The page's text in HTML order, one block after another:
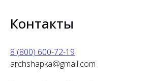
Контакты
8 (800) 600-72-19
archshapka@gmail.com